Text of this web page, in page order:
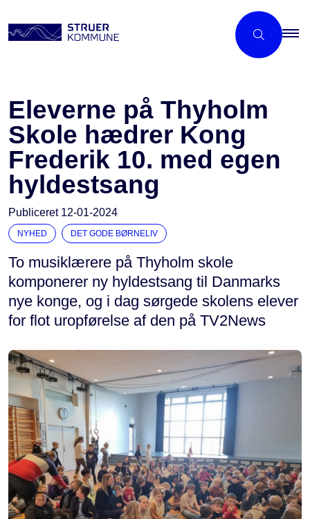
Eleverne på Thyholm
Skole hædrer Kong
Frederik 10. med egen
hyldestsang
Publiceret 12-01-2024
NYHED DET GODE BØRNELIV
To musiklærere på Thyholm skole
komponerer ny hyldestsang til Danmarks
nye konge, og i dag sørgede skolens elever
for flot uropførelse af den på TV2News